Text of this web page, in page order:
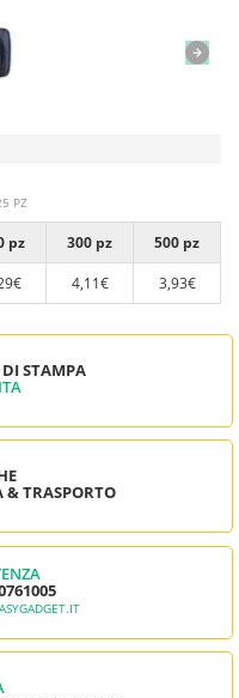
PZ
pz 300 pz
500 pz
4,11€ 3,93€
STAMPA
& TRASPORTO